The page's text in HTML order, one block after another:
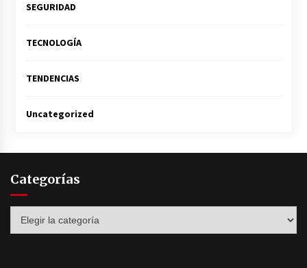
SEGURIDAD
TECNOLOGÍA
TENDENCIAS
Uncategorized
Categorías